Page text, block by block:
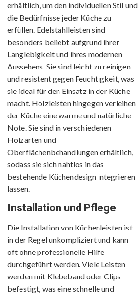
erhältlich, um den individuellen Stil und
die Bedürfnisse jeder Küche zu
erfüllen. Edelstahlleisten sind
besonders beliebt aufgrund ihrer
Langlebigkeit und ihres modernen
Aussehens. Sie sind leicht zu reinigen
und resistent gegen Feuchtigkeit, was
sie ideal für den Einsatz in der Küche
macht. Holzleisten hingegen verleihen
der Küche eine warme und natürliche
Note. Sie sind in verschiedenen
Holzarten und
Oberflächenbehandlungen erhältlich,
sodass sie sich nahtlos in das
bestehende Küchendesign integrieren
lassen.
Installation und Pflege
Die Installation von Küchenleisten ist
in der Regel unkompliziert und kann
oft ohne professionelle Hilfe
durchgeführt werden. Viele Leisten
werden mit Klebeband oder Clips
befestigt, was eine schnelle und